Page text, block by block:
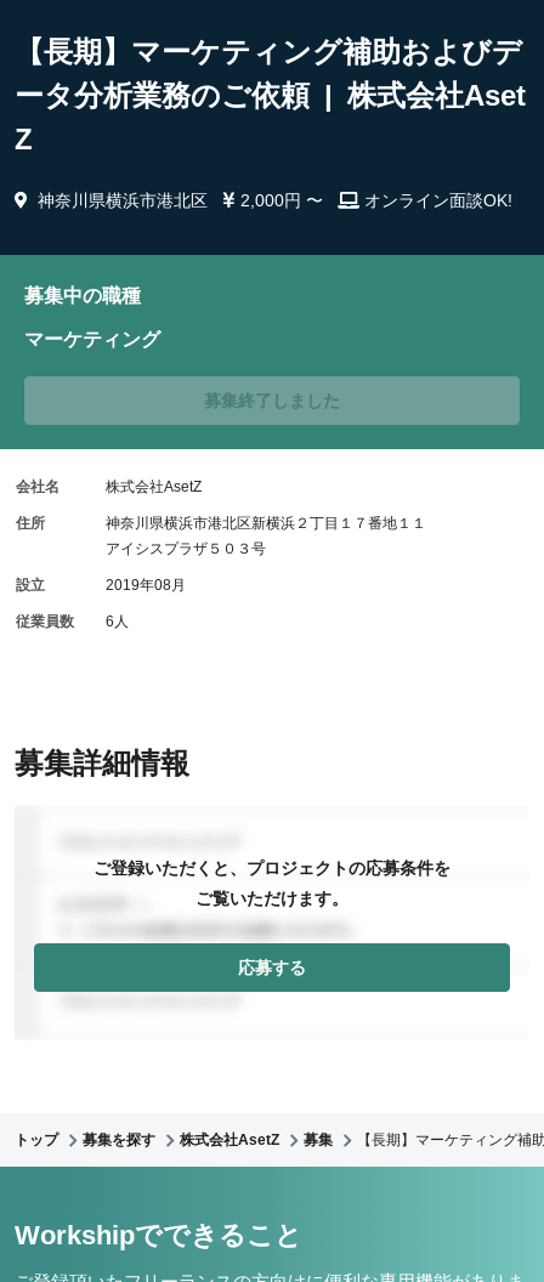
【長期】マーケティング補助およびデ
ータ分析業務のご依頼 | 株式会社Aset
Z
神奈川県横浜市港北区 2,000円 〜 オンライン面談OK!
募集詳細情報
ご登録いただくと、プロジェクトの応募条件を
ご覧いただけます。
応募する
募集中の職種
マーケティング
募集終了しました
会社名 株式会社AsetZ
住所
神奈川県横浜市港北区新横浜２丁目１７番地１１
アイシスプラザ５０３号
設立 2019年08月
従業員数 6人
トップ 募集を探す 株式会社AsetZ 募集 【長期】マーケティング補
Workshipでできること